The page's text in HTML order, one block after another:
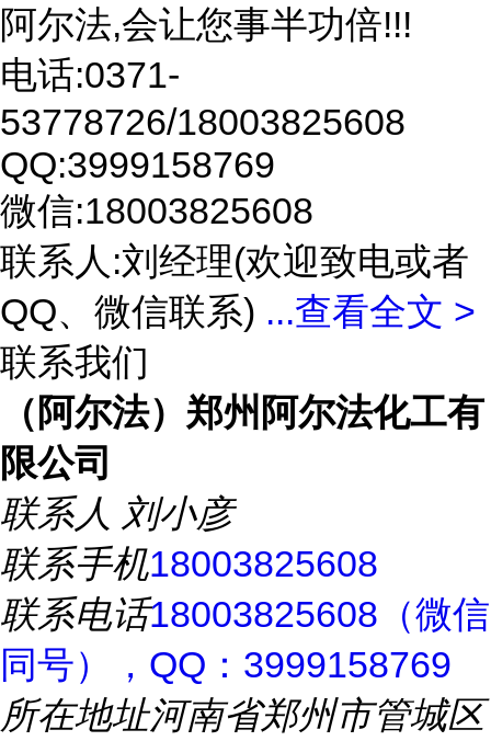
阿尔法,会让您事半功倍!!!
电话:0371-
53778726/18003825608
QQ:3999158769
微信:18003825608
联系人:刘经理(欢迎致电或者
QQ、微信联系) ...查看全文 >
联系我们
（阿尔法）郑州阿尔法化工有
限公司
联系人 刘小彦
联系手机18003825608
联系电话18003825608（微信
同号），QQ：3999158769
所在地址河南省郑州市管城区